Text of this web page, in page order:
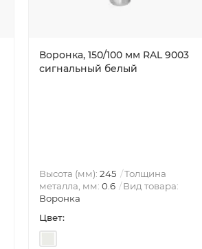
Воронка, 150/100 мм RAL 9003
сигнальный белый
Высота (мм): 245
Толщина
металла, мм: 0.6
Вид товара:
Воронка
Цвет: